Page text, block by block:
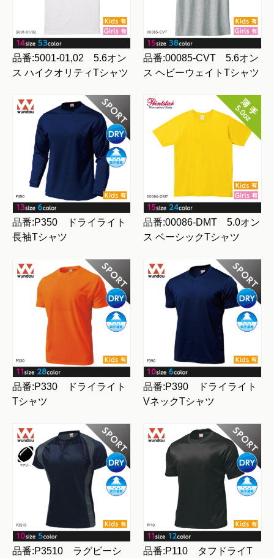
品番:5001-01,02 5.6オン
ス ハイクオリティTシャツ
品番:00085-CVT 5.6オン
ス ヘビーウェイトTシャツ
品番:P350 ドライライト
長袖Tシャツ
品番:00086-DMT 5.0オン
ス ベーシックTシャツ
品番:P330 ドライライト
Tシャツ
品番:P390 ドライライト
VネックTシャツ
品番:P3510 ラグビーシ
品番:P110 タフドライT